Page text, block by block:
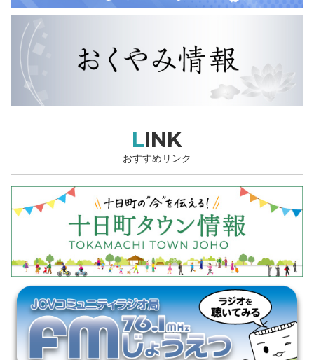
LINK
おすすめリンク